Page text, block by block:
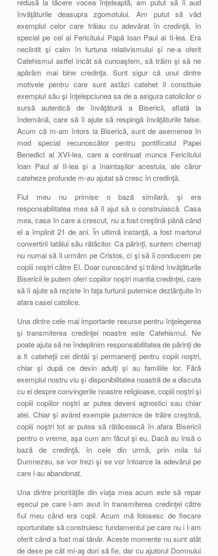
redusă la tăcere vocea înţeleaptă, am putut să îi aud
învăţăturile deasupra zgomotului. Am putut să văd
exemplul celor care trăiau cu adevărat în credinţă, în
special pe cel al Fericitului Papă Ioan Paul al II-lea. Era
neclintit şi calm în furtuna relativismului şi ne-a oferit
Catehismul astfel încât să cunoaştem, să trăim şi să ne
apărăm mai bine credinţa. Sunt sigur că unul dintre
motivele pentru care sunt astăzi catehet îl constituie
exemplul său şi înţelepciunea sa de a asigura catolicilor o
sursă autentică de învăţătură a Bisericii, aflată la
îndemână, care să îi ajute să respingă învăţăturile false.
Acum că m-am întors la Biserică, sunt de asemenea în
mod special recunoscător pentru pontificatul Papei
Benedict al XVI-lea, care a continuat munca Fericitului
Ioan Paul al II-lea şi a înaintaşilor acestuia, ale căror
cateheze profunde m-au ajutat să cresc în credinţă.
Fiul meu nu primise o bază similară, şi era
responsabilitatea mea să îl ajut să o construiască. Casa
mea, casa în care a crescut, nu a fost creştină până când
el a împlinit 21 de ani. În ultimă instanţă, a fost martorul
convertirii tatălui său rătăcitor. Ca părinţi, suntem chemaţi
nu numai să îl urmăm pe Cristos, ci şi să îi conducem pe
copiii noştri către El. Doar cunoscând şi trăind învăţăturile
Bisericii le putem oferi copiilor noştri mantia credinţei, care
să îi ajute să reziste în faţa furtunii puternice dezlănţuite în
afara casei catolice.
Una dintre cele mai importante resurse pentru înţelegerea
şi transmiterea credinţei noastre este Catehismul. Ne
poate ajuta să ne îndeplinim responsabilitatea de părinţi de
a fi cateheţii cei dintâi şi permanenţi pentru copiii noştri,
chiar şi după ce devin adulţi şi au familiile lor. Fără
exemplul nostru viu şi disponibilitatea noastră de a discuta
cu ei despre convingerile noastre religioase, copiii noştri şi
copiii copiilor noştri ar putea deveni agnostici sau chiar
atei. Chiar şi având exemple puternice de trăire creştină,
copiii noştri tot ar putea să rătăcească în afara Bisericii
pentru o vreme, aşa cum am făcut şi eu. Dacă au însă o
bază de credinţă, în cele din urmă, prin mila lui
Dumnezeu, se vor trezi şi se vor întoarce la adevărul pe
care l-au abandonat.
Una dintre priorităţile din viaţa mea acum este să repar
eşecul pe care l-am avut în transmiterea credinţei către
fiul meu când era copil. Acum mă folosesc de fiecare
oportunitate să construiesc fundamentul pe care nu i l-am
oferit când a fost mai tânăr. Aceste momente nu sunt atât
de dese pe cât mi-aş dori să fie, dar cu ajutorul Domnului